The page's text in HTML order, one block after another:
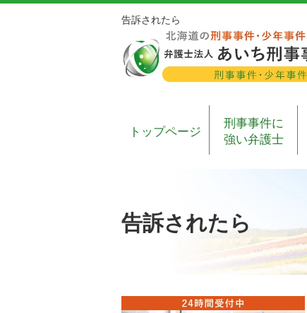
告訴されたら
トップページ
刑事事件に
強い弁護士
告訴されたら